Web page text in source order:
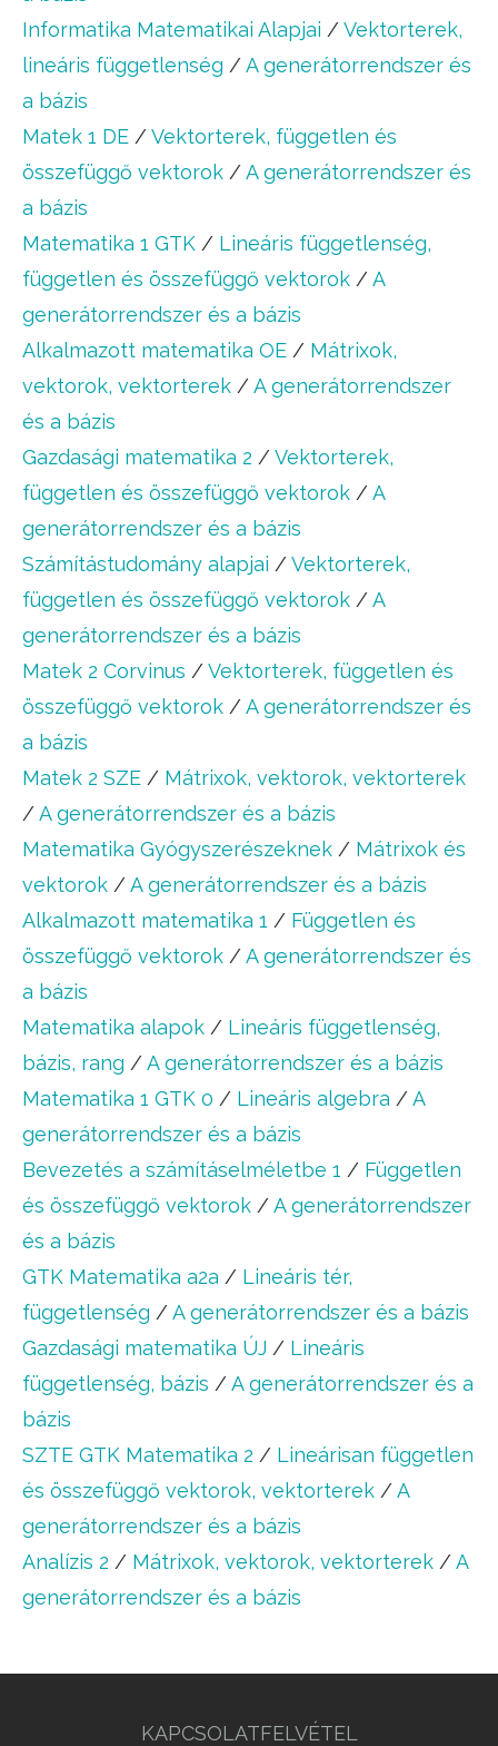
Informatika Matematikai Alapjai / Vektorterek,
lineáris függetlenség / A generátorrendszer és
a bázis
Matek 1 DE / Vektorterek, független és
összefüggő vektorok / A generátorrendszer és
a bázis
Matematika 1 GTK / Lineáris függetlenség,
független és összefüggő vektorok / A
generátorrendszer és a bázis
Alkalmazott matematika OE / Mátrixok,
vektorok, vektorterek / A generátorrendszer
és a bázis
Gazdasági matematika 2 / Vektorterek,
független és összefüggő vektorok / A
generátorrendszer és a bázis
Számítástudomány alapjai / Vektorterek,
független és összefüggő vektorok / A
generátorrendszer és a bázis
Matek 2 Corvinus / Vektorterek, független és
összefüggő vektorok / A generátorrendszer és
a bázis
Matek 2 SZE / Mátrixok, vektorok, vektorterek
/ A generátorrendszer és a bázis
Matematika Gyógyszerészeknek / Mátrixok és
vektorok / A generátorrendszer és a bázis
Alkalmazott matematika 1 / Független és
összefüggő vektorok / A generátorrendszer és
a bázis
Matematika alapok / Lineáris függetlenség,
bázis, rang / A generátorrendszer és a bázis
Matematika 1 GTK 0 / Lineáris algebra / A
generátorrendszer és a bázis
Bevezetés a számításelméletbe 1 / Független
és összefüggő vektorok / A generátorrendszer
és a bázis
GTK Matematika a2a / Lineáris tér,
függetlenség / A generátorrendszer és a bázis
Gazdasági matematika ÚJ / Lineáris
függetlenség, bázis / A generátorrendszer és a
bázis
SZTE GTK Matematika 2 / Lineárisan független
és összefüggő vektorok, vektorterek / A
generátorrendszer és a bázis
Analízis 2 / Mátrixok, vektorok, vektorterek / A
generátorrendszer és a bázis
KAPCSOLATFELVÉTEL